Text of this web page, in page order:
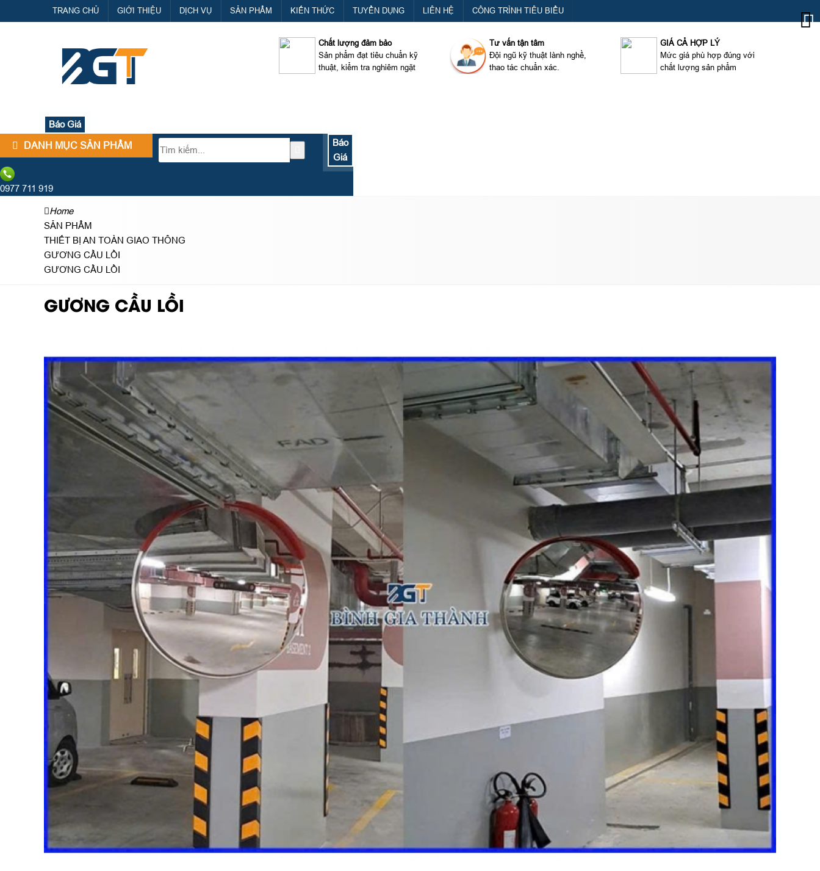
TRANG CHỦ GIỚI THIỆU DỊCH VỤ SẢN PHẨM KIẾN THỨC TUYỂN DỤNG LIÊN HỆ CÔNG TRÌNH TIÊU BIỂU
Báo Giá
Chất lượng đảm bảo
Sản phẩm đạt tiêu chuẩn kỹ
thuật, kiểm tra nghiêm ngặt
Tư vấn tận tâm
Đội ngũ kỹ thuật lành nghề,
thao tác chuẩn xác.
GIÁ CẢ HỢP LÝ
Mức giá phù hợp đúng với
chất lượng sản phẩm
DANH MỤC SẢN PHẨM
Báo
Giá
0977 711 919
Home
SẢN PHẨM
THIẾT BỊ AN TOÀN GIAO THÔNG
GƯƠNG CẦU LỒI
GƯƠNG CẦU LỒI
GƯƠNG CẦU LỒI